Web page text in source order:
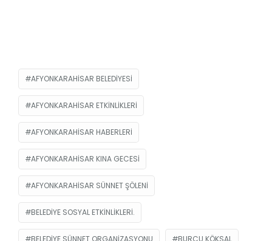
AFYONKARAHISAR BELEDIYESI
AFYONKARAHISAR ETKINLIKLERI
AFYONKARAHISAR HABERLERI
AFYONKARAHISAR KINA GECESI
AFYONKARAHISAR SÜNNET ŞÖLENI
BELEDIYE SOSYAL ETKINLIKLERI.
BELEDIYE SÜNNET ORGANIZASYONU BURCU KÖKSAL